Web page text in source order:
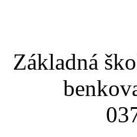
Základná